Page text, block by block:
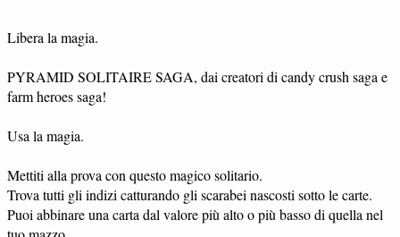
Libera la magia.
PYRAMID SOLITAIRE SAGA, dai creatori di candy crush saga e
farm heroes saga!
Usa la magia.
Mettiti alla prova con questo magico solitario.
Trova tutti gli indizi catturando gli scarabei nascosti sotto le carte.
Puoi abbinare una carta dal valore più alto o più basso di quella nel